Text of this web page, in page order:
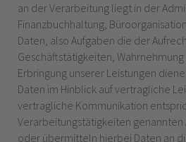
an der Verarbeitung liegt in der
Finanzbuchhaltung,
Daten, also Aufgaben die der
Geschäftstätigkeiten,
Erbringung unserer Leistungen
Daten im Hinblick auf vertragliche
vertragliche Kommunikation
Verarbeitungstätigkeiten genannten
oder übermitteln hierbei Daten an